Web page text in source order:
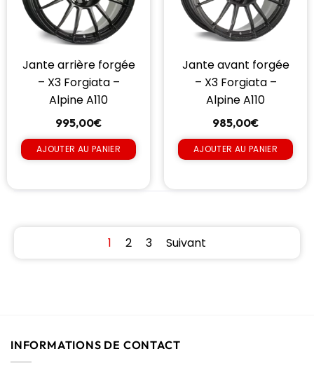
Jante arrière forgée
– X3 Forgiata –
Alpine A110
995,00€
AJOUTER AU PANIER
Jante avant forgée
– X3 Forgiata –
Alpine A110
985,00€
AJOUTER AU PANIER
1 2 3 Suivant
INFORMATIONS DE CONTACT